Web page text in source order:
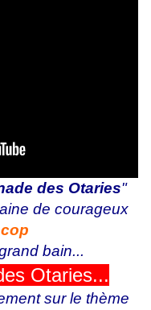
des Otaries"
de courageux
bain...
Otaries...
sur le thème